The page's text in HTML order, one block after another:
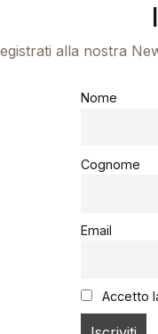
alla nostra
Nome
Cognome
Email
Accetto